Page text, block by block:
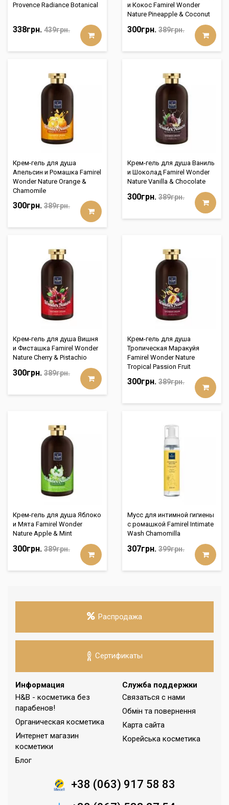
Provence Radiance Botanical
338грн. 439грн.
и Кокос Famirel Wonder
Nature Pineapple & Coconut
300грн. 389грн.
Крем-гель для душа
Апельсин и Ромашка Famirel
Wonder Nature Orange &
Chamomile
300грн. 389грн.
Крем-гель для душа Ваниль
и Шоколад Famirel Wonder
Nature Vanilla & Chocolate
300грн. 389грн.
Крем-гель для душа Вишня
и Фисташка Famirel Wonder
Nature Cherry & Pistachio
300грн. 389грн.
Крем-гель для душа
Тропическая Маракуйя
Famirel Wonder Nature
Tropical Passion Fruit
300грн. 389грн.
Крем-гель для душа Яблоко
и Мята Famirel Wonder
Nature Apple & Mint
300грн. 389грн.
Мусс для интимной гигиены
с ромашкой Famirel Intimate
Wash Chamomilla
307грн. 399грн.
Распродажа
Сертификаты
Информация
H&B - косметика без
парабенов!
Органическая косметика
Интернет магазин
косметики
Блог
Служба поддержки
Связаться с нами
Обмін та повернення
Карта сайта
Корейська косметика
+38 (063) 917 58 83